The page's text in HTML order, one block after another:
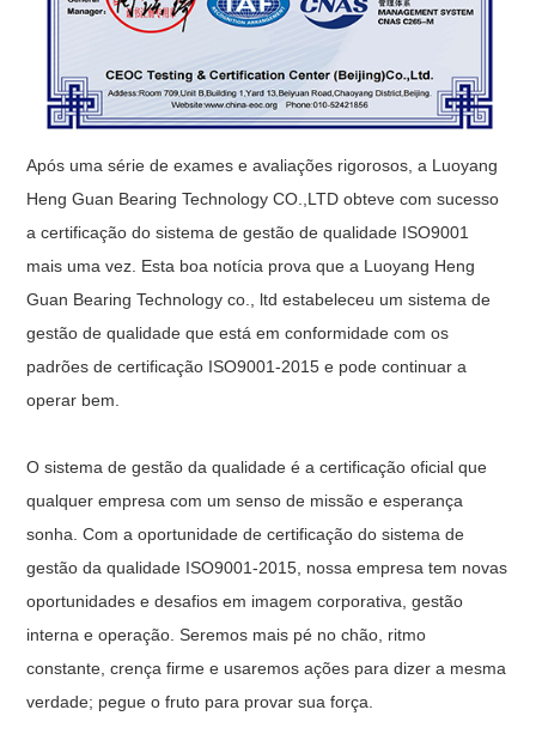
Após uma série de exames e avaliações rigorosos, a Luoyang
Heng Guan Bearing Technology CO.,LTD obteve com sucesso
a certificação do sistema de gestão de qualidade ISO9001
mais uma vez. Esta boa notícia prova que a Luoyang Heng
Guan Bearing Technology co., ltd estabeleceu um sistema de
gestão de qualidade que está em conformidade com os
padrões de certificação ISO9001-2015 e pode continuar a
operar bem.
O sistema de gestão da qualidade é a certificação oficial que
qualquer empresa com um senso de missão e esperança
sonha. Com a oportunidade de certificação do sistema de
gestão da qualidade ISO9001-2015, nossa empresa tem novas
oportunidades e desafios em imagem corporativa, gestão
interna e operação. Seremos mais pé no chão, ritmo
constante, crença firme e usaremos ações para dizer a mesma
verdade; pegue o fruto para provar sua força.